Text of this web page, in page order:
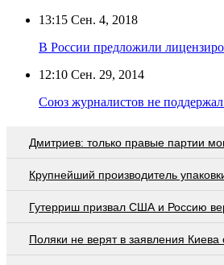
13:15 Сен. 4, 2018
В России предложили
12:10 Сен. 29, 2014
Союз журналистов не
Дмитриев: только правые партии
Крупнейший производитель
Гутерриш призвал США и Россию
Поляки не верят в заявления